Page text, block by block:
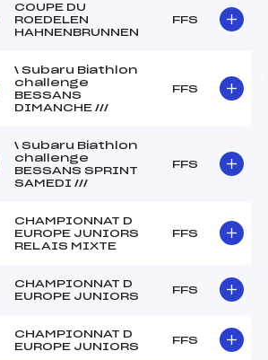
COUPE DU
ROEDELEN
HAHNENBRUNNEN
FFS
\ Subaru Biathlon
challenge
BESSANS
DIMANCHE ///
FFS
\ Subaru Biathlon
challenge
BESSANS SPRINT
SAMEDI ///
FFS
CHAMPIONNAT D
EUROPE JUNIORS
RELAIS MIXTE
FFS
CHAMPIONNAT D
EUROPE JUNIORS
FFS
CHAMPIONNAT D
EUROPE JUNIORS
FFS